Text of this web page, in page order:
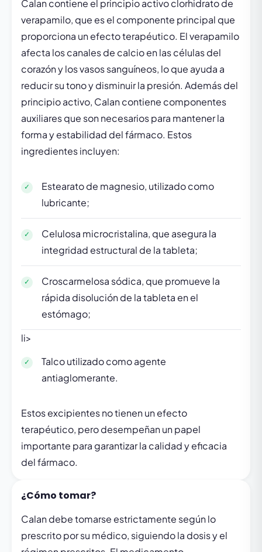
Calan contiene el principio activo clorhidrato de
verapamilo, que es el componente principal que
proporciona un efecto terapéutico. El verapamilo
afecta los canales de calcio en las células del
corazón y los vasos sanguíneos, lo que ayuda a
reducir su tono y disminuir la presión. Además del
principio activo, Calan contiene componentes
auxiliares que son necesarios para mantener la
forma y estabilidad del fármaco. Estos
ingredientes incluyen:
Estearato de magnesio, utilizado como
lubricante;
Celulosa microcristalina, que asegura la
integridad estructural de la tableta;
Croscarmelosa sódica, que promueve la
rápida disolución de la tableta en el
estómago;
li>
Talco utilizado como agente
antiaglomerante.
Estos excipientes no tienen un efecto
terapéutico, pero desempeñan un papel
importante para garantizar la calidad y eficacia
del fármaco.
¿Cómo tomar?
Calan debe tomarse estrictamente según lo
prescrito por su médico, siguiendo la dosis y el